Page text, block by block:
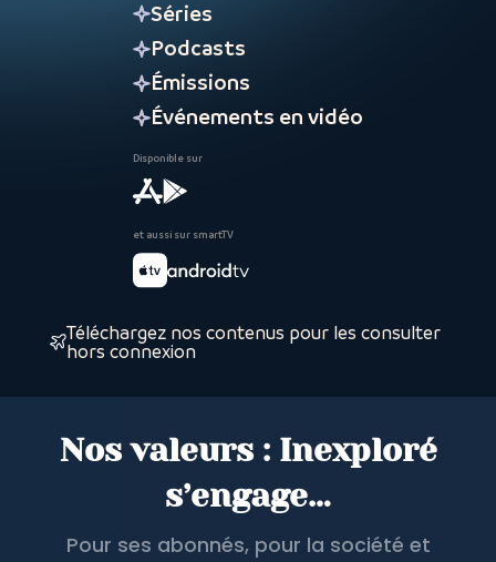
Séries
Podcasts
Émissions
Événements en vidéo
Disponible sur
et aussi sur smartTV
Téléchargez nos contenus pour les consulter
hors connexion
Nos valeurs : Inexploré
s’engage…
Pour ses abonnés, pour la société et